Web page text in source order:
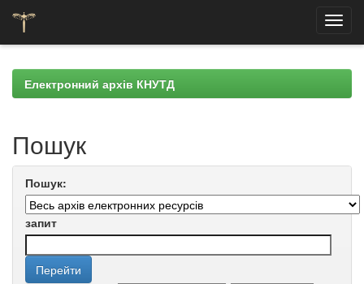
navigationЕлектронний архів КНУТД
Пошук
Пошук:
запит